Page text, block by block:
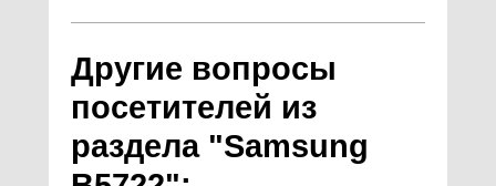
Другие вопросы
посетителей из
раздела "Samsung